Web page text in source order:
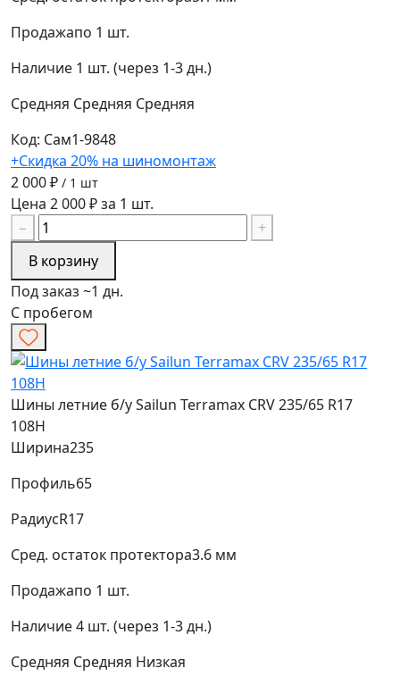
Продажапо 1 шт.
Наличие 1 шт. (через 1-3 дн.)
Средняя Средняя Средняя
Код: Сам1-9848
+Скидка 20% на шиномонтаж
2 000 ₽ / 1 шт
Цена 2 000 ₽ за 1 шт.
−
+
В корзину
Под заказ ~1 дн.
С пробегом
Шины летние б/у Sailun Terramax CRV 235/65 R17
108H
Ширина235
Профиль65
РадиусR17
Сред. остаток протектора3.6 мм
Продажапо 1 шт.
Наличие4 шт. (через 1-3 дн.)
Средняя Средняя Низкая